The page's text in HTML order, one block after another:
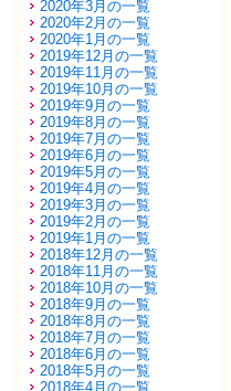
2020年3月の一覧
2020年2月の一覧
2020年1月の一覧
2019年12月の一覧
2019年11月の一覧
2019年10月の一覧
2019年9月の一覧
2019年8月の一覧
2019年7月の一覧
2019年6月の一覧
2019年5月の一覧
2019年4月の一覧
2019年3月の一覧
2019年2月の一覧
2019年1月の一覧
2018年12月の一覧
2018年11月の一覧
2018年10月の一覧
2018年9月の一覧
2018年8月の一覧
2018年7月の一覧
2018年6月の一覧
2018年5月の一覧
2018年4月の一覧